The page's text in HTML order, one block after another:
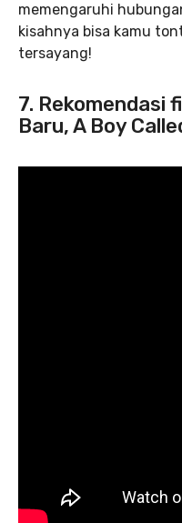
memengaruhi
kisahnya bisa kamu
tersayang!
7. Rekomendasi
Baru, A Boy